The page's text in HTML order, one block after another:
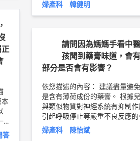
要接受癌症的免疫療法治療，
以加強免疫能力。現代人的營
觀念交流，一切以醫師實際看診為準。 陳怡
醫學博士 中華民國婦產科專科
學會專科醫師 中華民國骨質疏
庚紀念醫院婦產科生殖醫學中心
院中醫婦科主治醫師 前長庚紀
席 前長庚紀念醫院生殖醫學中
bit.ly/2QaZY7X
婦產科 韓健明
答
請問因為媽媽手看中
孩聞到藥膏味道，會
部分是否會有影響？
依您描述的內容： 建議盡量避
是含有薄荷成份的藥膏。 根據
與類似物質對神經系統有抑制
引起呼吸停止等嚴重不良反應
孔、臉部、胸部時，進入中樞
容易引起危險。
https://
婦產科 陳怡斌